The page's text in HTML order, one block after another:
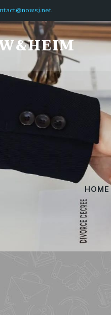
HOME